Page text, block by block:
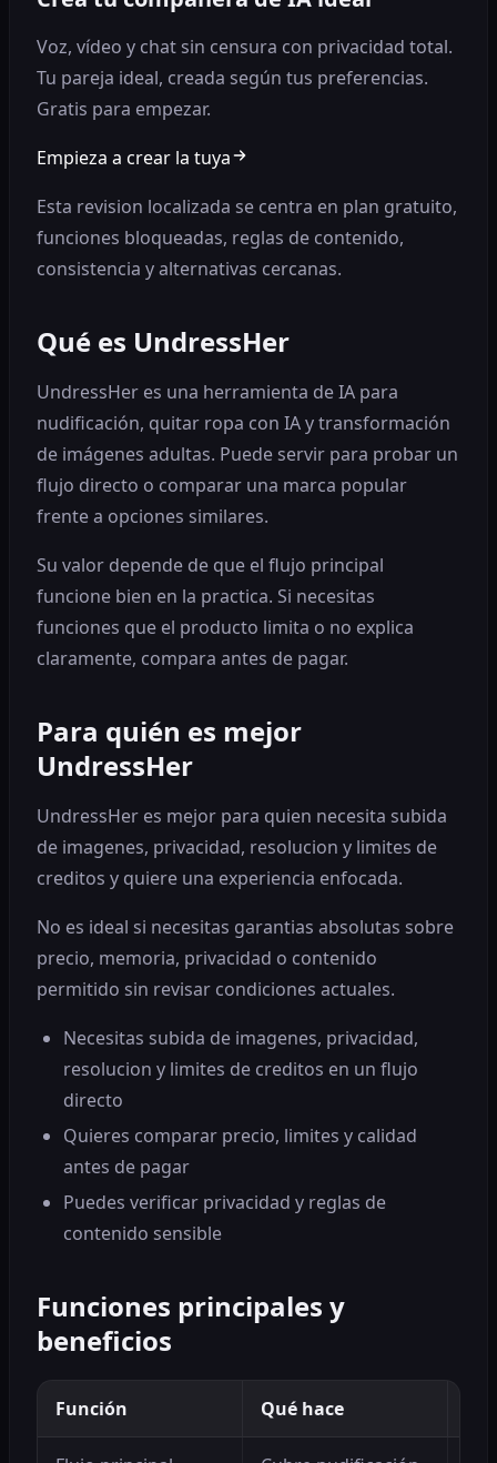
Voz, vídeo y chat sin censura con privacidad total.
Tu pareja ideal, creada según tus preferencias.
Gratis para empezar.
Empieza a crear la tuya
Esta revision localizada se centra en plan gratuito,
funciones bloqueadas, reglas de contenido,
consistencia y alternativas cercanas.
Qué es UndressHer
UndressHer es una herramienta de IA para
nudificación, quitar ropa con IA y transformación
de imágenes adultas. Puede servir para probar un
flujo directo o comparar una marca popular
frente a opciones similares.
Su valor depende de que el flujo principal
funcione bien en la practica. Si necesitas
funciones que el producto limita o no explica
claramente, compara antes de pagar.
Para quién es mejor
UndressHer
UndressHer es mejor para quien necesita subida
de imagenes, privacidad, resolucion y limites de
creditos y quiere una experiencia enfocada.
No es ideal si necesitas garantias absolutas sobre
precio, memoria, privacidad o contenido
permitido sin revisar condiciones actuales.
Necesitas subida de imagenes, privacidad,
resolucion y limites de creditos en un flujo
directo
Quieres comparar precio, limites y calidad
antes de pagar
Puedes verificar privacidad y reglas de
contenido sensible
Funciones principales y
beneficios
Función Qué hace